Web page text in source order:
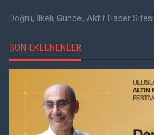
Doğru, İlkeli, Güncel, Aktif Haber Sitesi
SON EKLENENLER